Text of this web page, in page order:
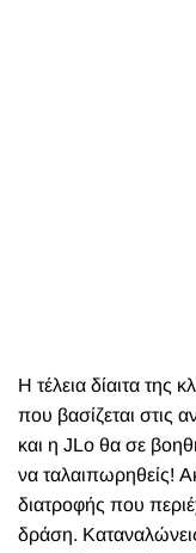
Η τέλεια δίαιτα της
που βασίζεται στις
και η JLo θα σε
να ταλαιπωρηθείς!
διατροφής που
δράση.